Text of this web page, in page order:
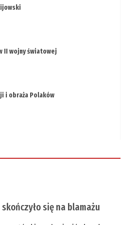
II wojny światowej
i obraża Polaków
się na blamażu